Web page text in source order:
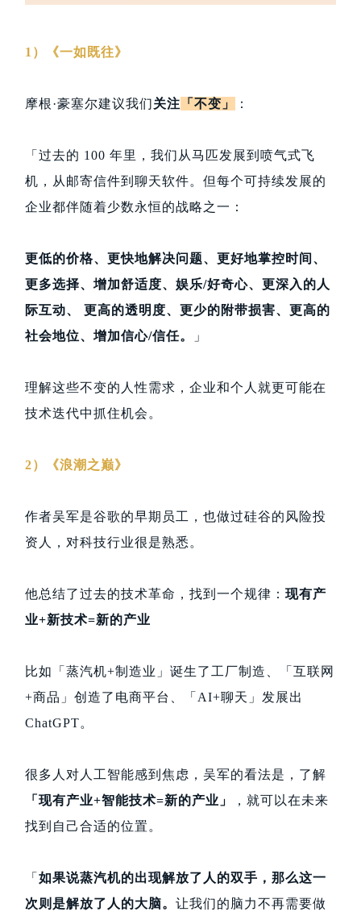
1）《一如既往》
摩根·豪塞尔建议我们关注 「不变」 ：
「过去的 100 年里，我们从马匹发展到喷气式飞
机，从邮寄信件到聊天软件。但每个可持续发展的
企业都伴随着少数永恒的战略之一：
更低的价格、更快地解决问题、更好地掌控时间、
更多选择、增加舒适度、娱乐/好奇心、更深入的人
际互动、 更高的透明度、更少的附带损害、更高的
社会地位、增加信心/信任。
」
理解这些不变的人性需求，企业和个人就更可能在
技术迭代中抓住机会。
2）《浪潮之巅》
作者吴军是谷歌的早期员工，也做过硅谷的风险投
资人，对科技行业很是熟悉。
他总结了过去的技术革命，找到一个规律： 现有产
业+新技术=新的产业
比如「蒸汽机+制造业」诞生了工厂制造、「互联网
+商品」创造了电商平台、「AI+聊天」发展出
ChatGPT。
很多人对人工智能感到焦虑，吴军的看法是，了解
「现有产业+智能技术=新的产业」
，就可以在未来
找到自己合适的位置。
「 如果说蒸汽机的出现解放了人的双手，那么这一
次则是解放了人的大脑。 让我们的脑力不再需要做